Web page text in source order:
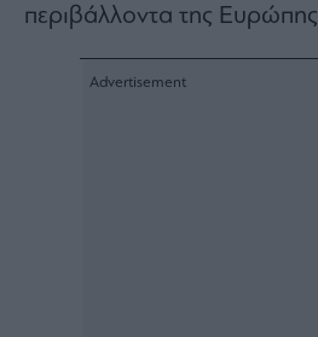
Sell
περιβάλλοντα της Ευρώπης.